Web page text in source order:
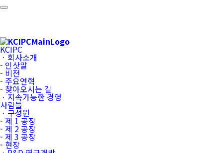
KCIPC
ㆍ회사소개
- 인삿말
- 비전
- 주요연혁
- 찾아오시는 길
ㆍ지속가능한 경영
사람들
ㆍ구성원
- 제 1 공장
- 제 2 공장
- 제 3 공장
- 현장